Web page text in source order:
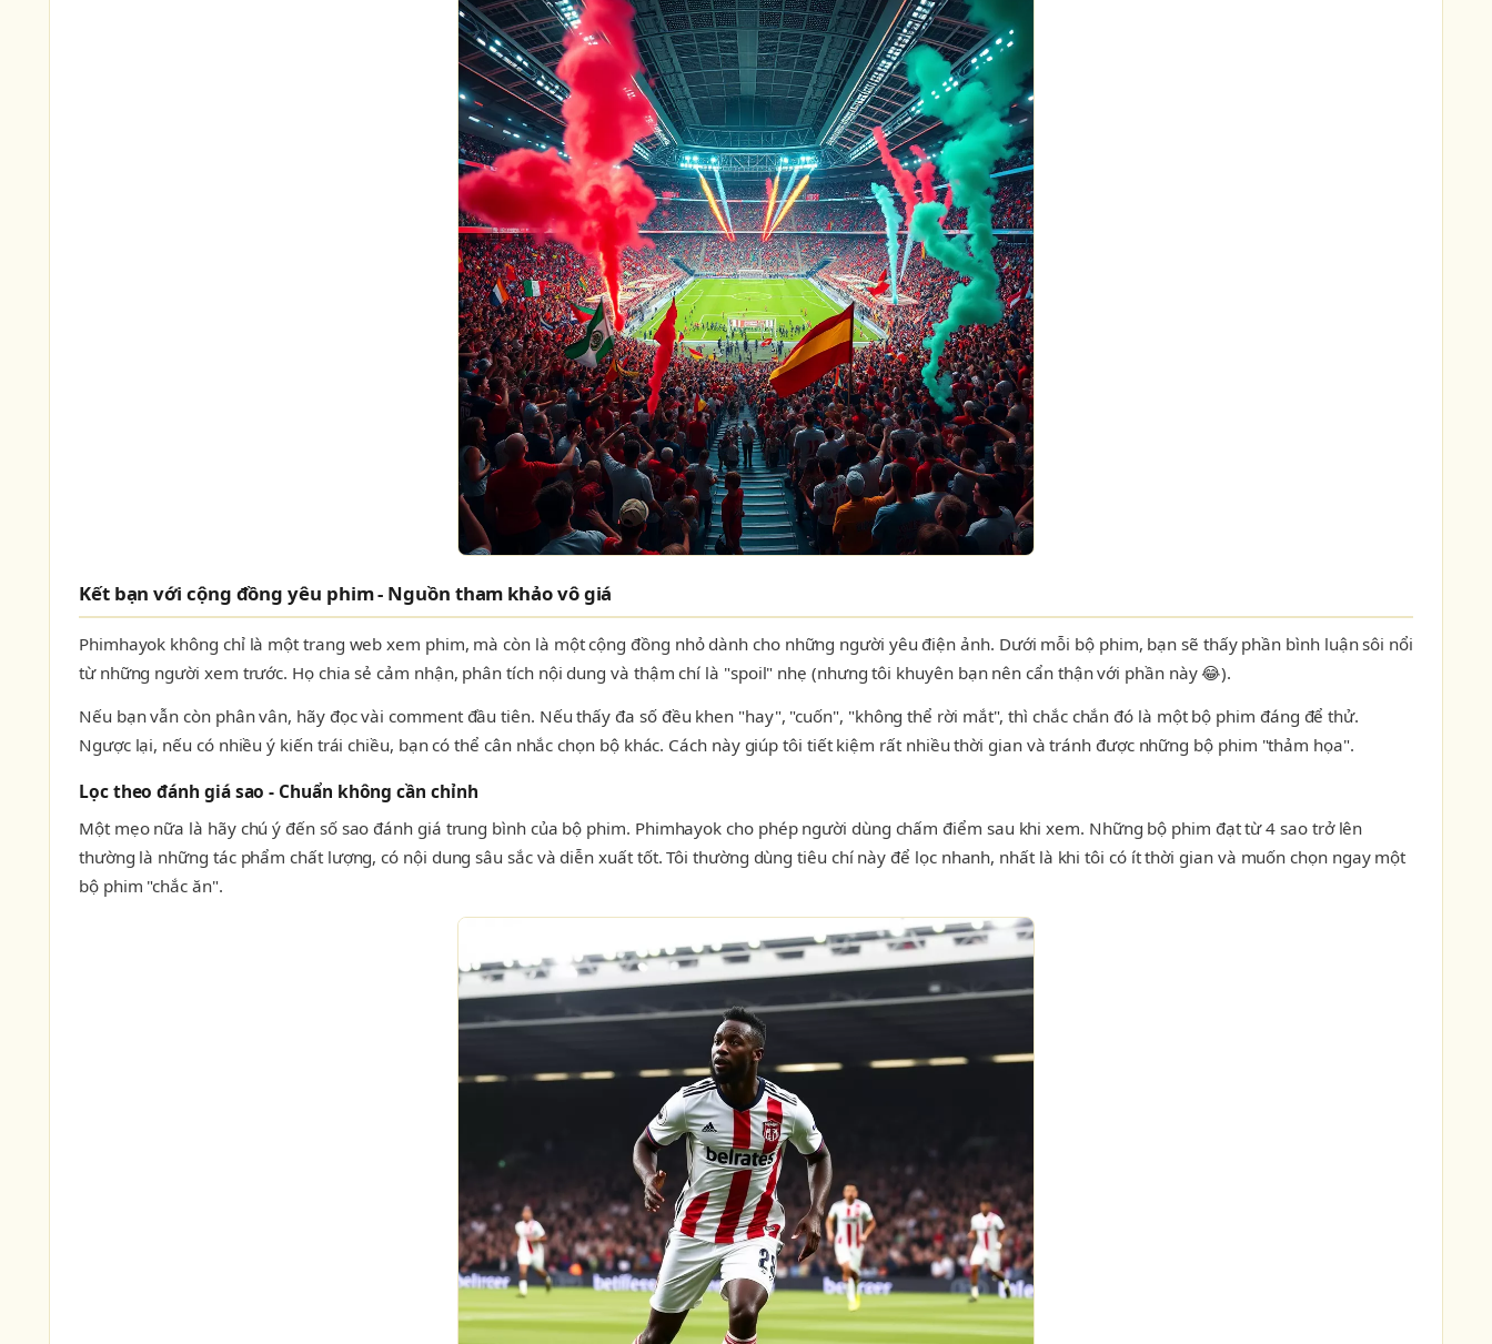
Kết bạn với cộng đồng yêu phim - Nguồn tham khảo vô giá
Phimhayok không chỉ là một trang web xem phim, mà còn là một cộng đồng nhỏ dành cho những người yêu điện ảnh. Dưới mỗi bộ phim, bạn sẽ thấy phần bình luận sôi nổi
từ những người xem trước. Họ chia sẻ cảm nhận, phân tích nội dung và thậm chí là "spoil" nhẹ (nhưng tôi khuyên bạn nên cẩn thận với phần này 😂).
Nếu bạn vẫn còn phân vân, hãy đọc vài comment đầu tiên. Nếu thấy đa số đều khen "hay", "cuốn", "không thể rời mắt", thì chắc chắn đó là một bộ phim đáng để thử.
Ngược lại, nếu có nhiều ý kiến trái chiều, bạn có thể cân nhắc chọn bộ khác. Cách này giúp tôi tiết kiệm rất nhiều thời gian và tránh được những bộ phim "thảm họa".
Lọc theo đánh giá sao - Chuẩn không cần chỉnh
Một mẹo nữa là hãy chú ý đến số sao đánh giá trung bình của bộ phim. Phimhayok cho phép người dùng chấm điểm sau khi xem. Những bộ phim đạt từ 4 sao trở lên
thường là những tác phẩm chất lượng, có nội dung sâu sắc và diễn xuất tốt. Tôi thường dùng tiêu chí này để lọc nhanh, nhất là khi tôi có ít thời gian và muốn chọn ngay một
bộ phim "chắc ăn".